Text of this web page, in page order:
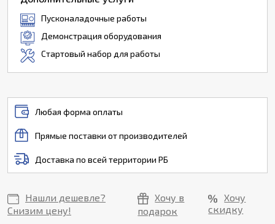
Пусконаладочные работы
Демонстрация оборудования
Стартовый набор для работы
Любая форма оплаты
Прямые поставки от производителей
Доставка по всей территории РБ
Нашли дешевле?
Снизим цену!
Хочу в
подарок
Хочу
скидку